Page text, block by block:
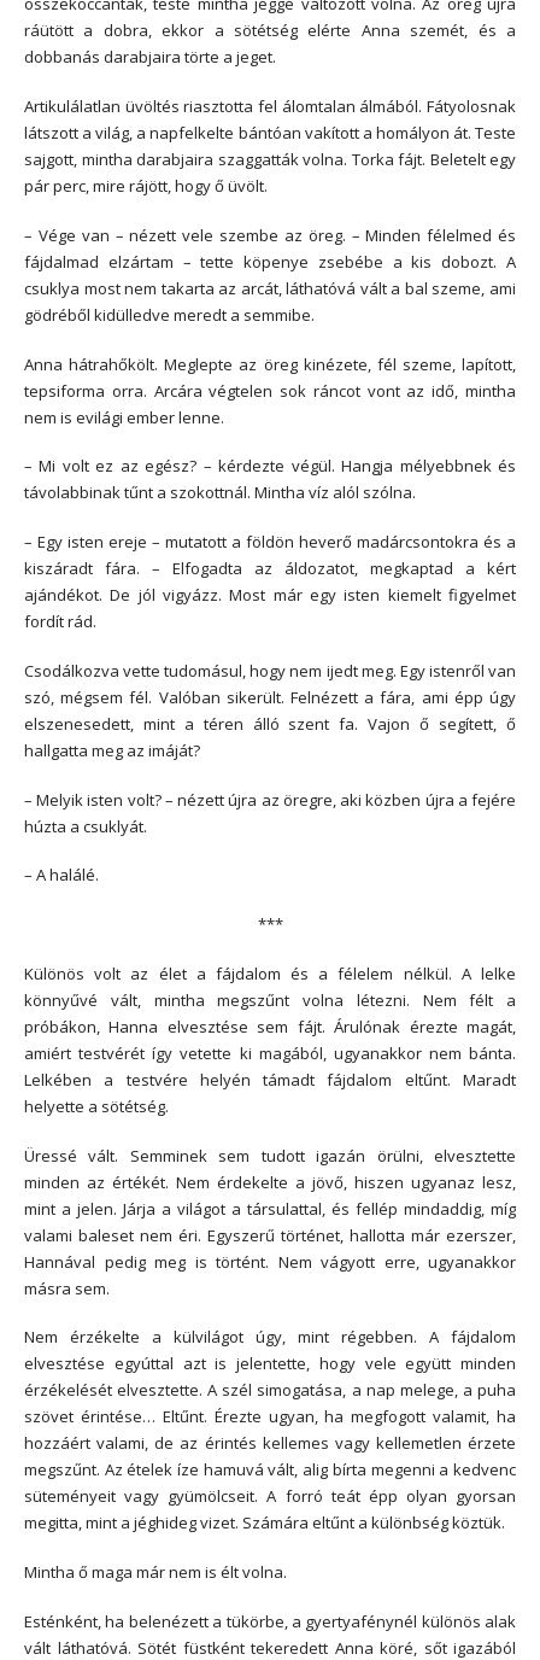
ráütött a dobra, ekkor a sötétség elérte Anna szemét, és a
dobbanás darabjaira törte a jeget.
Artikulálatlan üvöltés riasztotta fel álomtalan álmából. Fátyolosnak
látszott a világ, a napfelkelte bántóan vakított a homályon át. Teste
sajgott, mintha darabjaira szaggatták volna. Torka fájt. Beletelt egy
pár perc, mire rájött, hogy ő üvölt.
– Vége van – nézett vele szembe az öreg. – Minden félelmed és
fájdalmad elzártam – tette köpenye zsebébe a kis dobozt. A
csuklya most nem takarta az arcát, láthatóvá vált a bal szeme, ami
gödréből kidülledve meredt a semmibe.
Anna hátrahőkölt. Meglepte az öreg kinézete, fél szeme, lapított,
tepsiforma orra. Arcára végtelen sok ráncot vont az idő, mintha
nem is evilági ember lenne.
– Mi volt ez az egész? – kérdezte végül. Hangja mélyebbnek és
távolabbinak tűnt a szokottnál. Mintha víz alól szólna.
– Egy isten ereje – mutatott a földön heverő madárcsontokra és a
kiszáradt fára. – Elfogadta az áldozatot, megkaptad a kért
ajándékot. De jól vigyázz. Most már egy isten kiemelt figyelmet
fordít rád.
Csodálkozva vette tudomásul, hogy nem ijedt meg. Egy istenről van
szó, mégsem fél. Valóban sikerült. Felnézett a fára, ami épp úgy
elszenesedett, mint a téren álló szent fa. Vajon ő segített, ő
hallgatta meg az imáját?
– Melyik isten volt? – nézett újra az öregre, aki közben újra a fejére
húzta a csuklyát.
– A halálé.
***
Különös volt az élet a fájdalom és a félelem nélkül. A lelke
könnyűvé vált, mintha megszűnt volna létezni. Nem félt a
próbákon, Hanna elvesztése sem fájt. Árulónak érezte magát,
amiért testvérét így vetette ki magából, ugyanakkor nem bánta.
Lelkében a testvére helyén támadt fájdalom eltűnt. Maradt
helyette a sötétség.
Üressé vált. Semminek sem tudott igazán örülni, elvesztette
minden az értékét. Nem érdekelte a jövő, hiszen ugyanaz lesz,
mint a jelen. Járja a világot a társulattal, és fellép mindaddig, míg
valami baleset nem éri. Egyszerű történet, hallotta már ezerszer,
Hannával pedig meg is történt. Nem vágyott erre, ugyanakkor
másra sem.
Nem érzékelte a külvilágot úgy, mint régebben. A fájdalom
elvesztése egyúttal azt is jelentette, hogy vele együtt minden
érzékelését elvesztette. A szél simogatása, a nap melege, a puha
szövet érintése… Eltűnt. Érezte ugyan, ha megfogott valamit, ha
hozzáért valami, de az érintés kellemes vagy kellemetlen érzete
megszűnt. Az ételek íze hamuvá vált, alig bírta megenni a kedvenc
süteményeit vagy gyümölcseit. A forró teát épp olyan gyorsan
megitta, mint a jéghideg vizet. Számára eltűnt a különbség köztük.
Mintha ő maga már nem is élt volna.
Esténként, ha belenézett a tükörbe, a gyertyafénynél különös alak
vált láthatóvá. Sötét füstként tekeredett Anna köré, sőt igazából